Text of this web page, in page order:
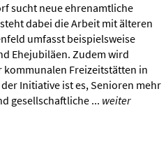
sucht neue ehrenamtliche
dabei die Arbeit mit älteren
umfasst beispielsweise
Ehejubiläen. Zudem wird
Freizeitstätten in
Initiative ist es, Senioren mehr
gesellschaftliche ... weiter